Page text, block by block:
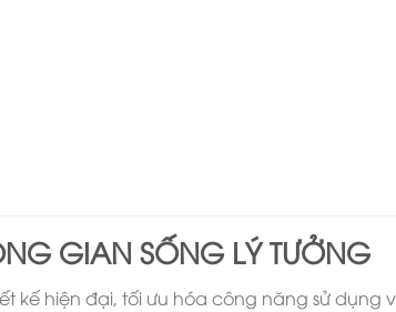
GIAN SỐNG LÝ TƯỞNG
kế hiện đại, tối ưu hóa công năng sử dụng